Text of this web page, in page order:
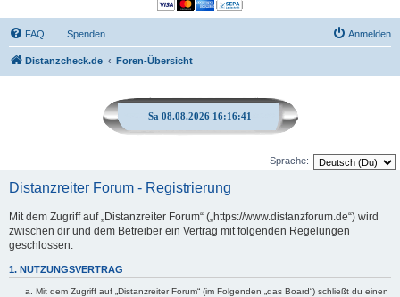
FAQ Spenden Anmelden
Distanzcheck.de Foren-Übersicht
Sa 08.08.2026 16:16:41
Sprache:
Distanzreiter Forum - Registrierung
Mit dem Zugriff auf „Distanzreiter Forum“ („https://www.distanzforum.de“) wird
zwischen dir und dem Betreiber ein Vertrag mit folgenden Regelungen
geschlossen:
1. NUTZUNGSVERTRAG
Mit dem Zugriff auf „Distanzreiter Forum“ (im Folgenden „das Board“) schließt du einen